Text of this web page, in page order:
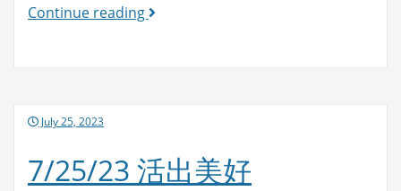
Continue reading7/26/23
PostedJuly 25, 2023
7/25/23 活出美好